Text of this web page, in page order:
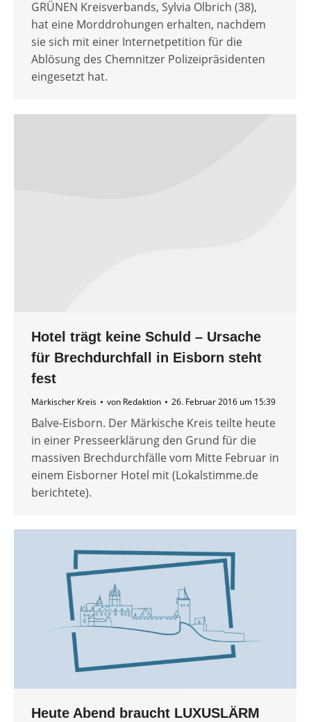
GRÜNEN Kreisverbands, Sylvia Olbrich (38),
hat eine Morddrohungen erhalten, nachdem
sie sich mit einer Internetpetition für die
Ablösung des Chemnitzer Polizeipräsidenten
eingesetzt hat.
Hotel trägt keine Schuld – Ursache
für Brechdurchfall in Eisborn steht
fest
Märkischer Kreis von Redaktion 26. Februar 2016 um 15:39
Balve-Eisborn. Der Märkische Kreis teilte heute
in einer Presseerklärung den Grund für die
massiven Brechdurchfälle vom Mitte Februar in
einem Eisborner Hotel mit (Lokalstimme.de
berichtete).
Heute Abend braucht LUXUSLÄRM